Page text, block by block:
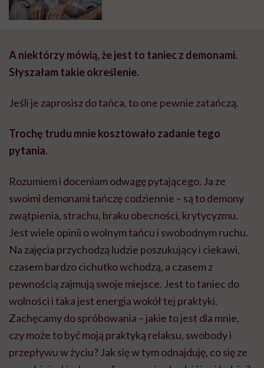
A niektórzy mówią, że jest to taniec z demonami.
Słyszałam takie określenie.
Jeśli je zaprosisz do tańca, to one pewnie zatańczą.
Trochę trudu mnie kosztowało zadanie tego
pytania.
Rozumiem i doceniam odwagę pytającego. Ja ze
swoimi demonami tańczę codziennie – są to demony
zwątpienia, strachu, braku obecności, krytycyzmu.
Jest wiele opinii o wolnym tańcu i swobodnym ruchu.
Na zajęcia przychodzą ludzie poszukujący i ciekawi,
czasem bardzo cichutko wchodzą, a czasem z
pewnością zajmują swoje miejsce. Jest to taniec do
wolności i taka jest energia wokół tej praktyki.
Zachęcamy do spróbowania – jakie to jest dla mnie,
czy może to być moją praktyką relaksu, swobody i
przepływu w życiu? Jak się w tym odnajduję, co się ze